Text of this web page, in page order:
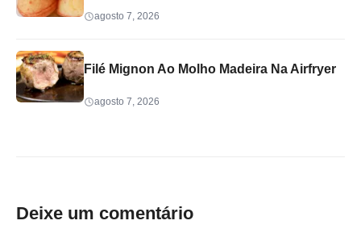
agosto 7, 2026
Filé Mignon Ao Molho Madeira Na Airfryer
agosto 7, 2026
Deixe um comentário